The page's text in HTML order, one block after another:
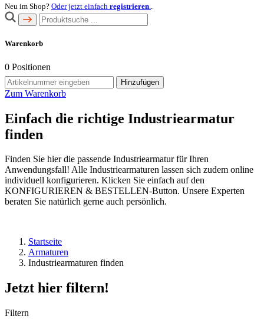
Neu im Shop? Oder jetzt einfach registrieren..
Warenkorb
0 Positionen
Hinzufügen
Zum Warenkorb
Einfach die richtige Industriearmatur
finden
Finden Sie hier die passende Industriearmatur für Ihren
Anwendungsfall! Alle Industriearmaturen lassen sich zudem online
individuell konfigurieren. Klicken Sie einfach auf den
KONFIGURIEREN & BESTELLEN-Button. Unsere Experten
beraten Sie natürlich gerne auch persönlich.
Startseite
Armaturen
Industriearmaturen finden
Jetzt hier filtern!
Filtern